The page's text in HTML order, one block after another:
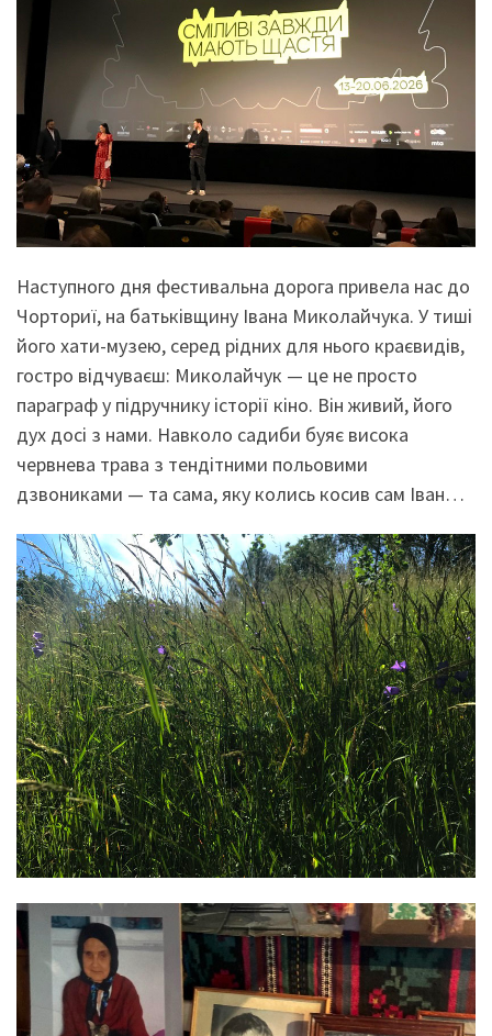
Наступного дня фестивальна дорога привела нас до
Чорториї, на батьківщину Івана Миколайчука. У тиші
його хати-музею, серед рідних для нього краєвидів,
гостро відчуваєш: Миколайчук — це не просто
параграф у підручнику історії кіно. Він живий, його
дух досі з нами. Навколо садиби буяє висока
червнева трава з тендітними польовими
дзвониками — та сама, яку колись косив сам Іван…